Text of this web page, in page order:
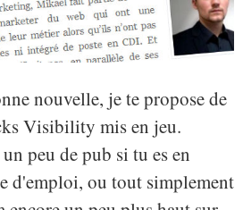
nouvelle, je te propose de
Visibility mis en jeu.
peu de pub si tu es en
d'emploi, ou tout simplement